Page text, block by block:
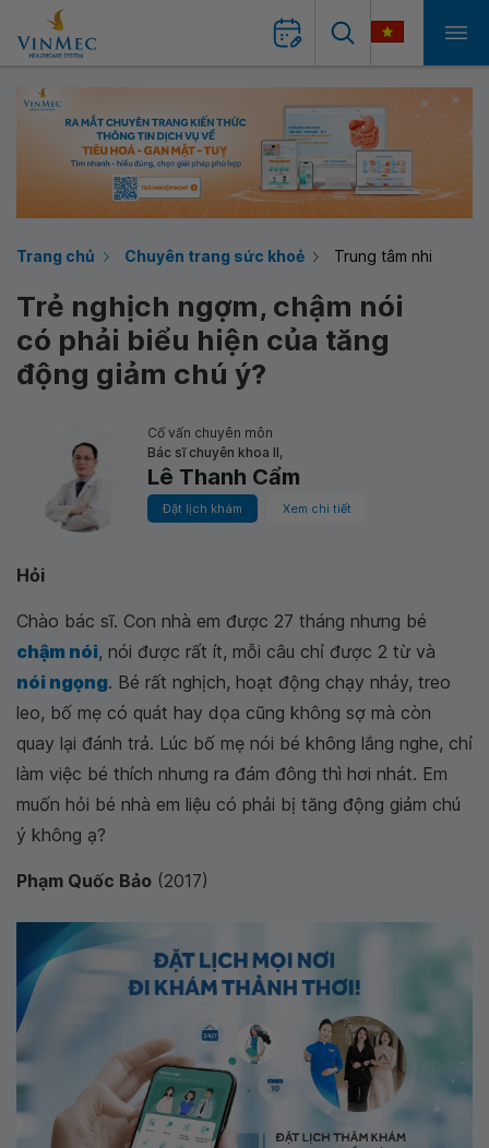
Trang chủ Chuyên trang sức khoẻ Trung tâm nhi
Trẻ nghịch ngợm, chậm nói
có phải biểu hiện của tăng
động giảm chú ý?
Cố vấn chuyên môn
Bác sĩ chuyên khoa II,
Lê Thanh Cẩm
Đặt lịch khám Xem chi tiết
Hỏi
Chào bác sĩ. Con nhà em được 27 tháng nhưng bé
chậm nói, nói được rất ít, mỗi câu chỉ được 2 từ và
nói ngọng. Bé rất nghịch, hoạt động chạy nhảy, treo
leo, bố mẹ có quát hay dọa cũng không sợ mà còn
quay lại đánh trả. Lúc bố mẹ nói bé không lắng nghe, chỉ
làm việc bé thích nhưng ra đám đông thì hơi nhát. Em
muốn hỏi bé nhà em liệu có phải bị tăng động giảm chú
ý không ạ?
Phạm Quốc Bảo (2017)